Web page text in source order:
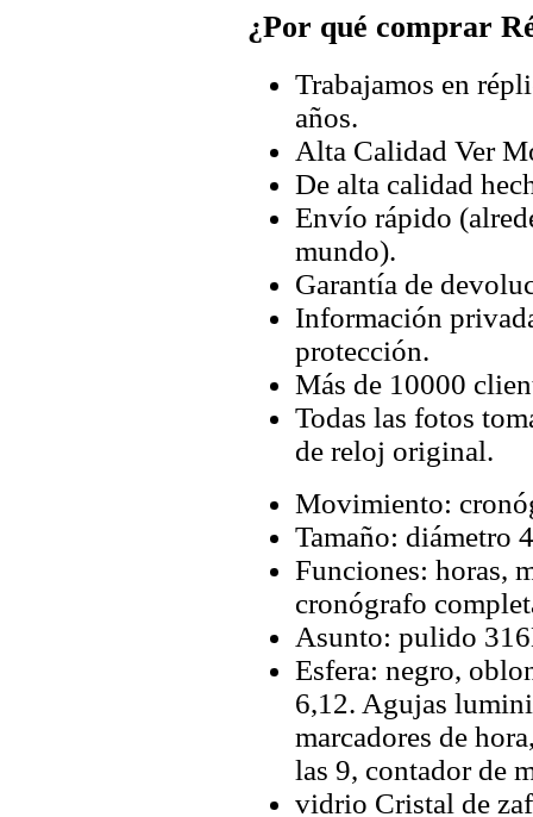
¿Por qué comprar
Trabajamos en
años.
Alta Calidad Ver
De alta calidad
Envío rápido
mundo).
Garantía de
Información
protección.
Más de 10000
Todas las fotos
de reloj original.
Movimiento:
Tamaño: diámetro
Funciones: horas,
cronógrafo
Asunto: pulido
Esfera: negro,
6,12. Agujas
marcadores de
las 9, contador de
vidrio Cristal de